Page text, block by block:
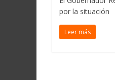
por la situación
Leer más